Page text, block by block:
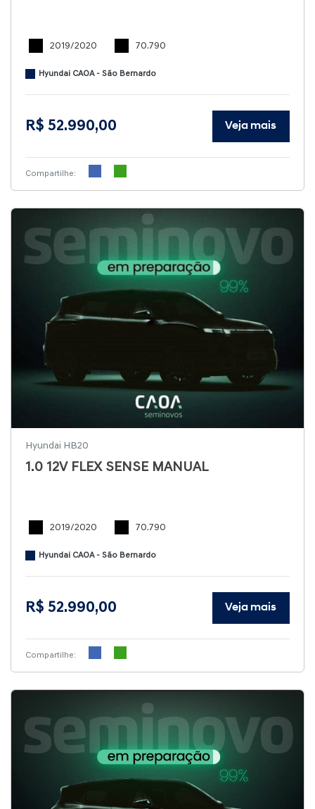
2019/2020 70.790
Hyundai CAOA - São Bernardo
R$ 52.990,00 Veja mais
Compartilhe:
Hyundai HB20
1.0 12V FLEX SENSE MANUAL
2019/2020 70.790
Hyundai CAOA - São Bernardo
R$ 52.990,00 Veja mais
Compartilhe: